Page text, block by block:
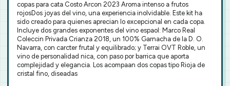
copas para cata Costo Arcon 2023 Aroma intenso a frutos
rojosDos joyas del vino, una experiencia inolvidable. Este kit ha
sido creado para quienes aprecian lo excepcional en cada copa.
Incluye dos grandes exponentes del vino espaol: Marco Real
Coleccin Privada Crianza 2018, un 100% Garnacha de la D. O.
Navarra, con carcter frutal y equilibrado; y Terrai OVT Roble, un
vino de personalidad nica, con paso por barrica que aporta
complejidad y elegancia. Los acompaan dos copas tipo Rioja de
cristal fino, diseadas